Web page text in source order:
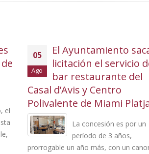
Ago
El Ayuntamiento saca a
licitación el servicio de
bar restaurante del
Casal d’Avis y Centro
Polivalente de Miami Platja
La concesión es por un
período de 3 años,
prorrogable un año más, con un canon